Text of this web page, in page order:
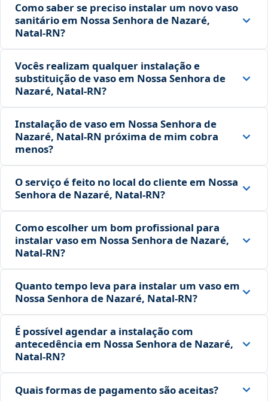
Como saber se preciso instalar um novo vaso
sanitário em Nossa Senhora de Nazaré,
Natal‑RN?
Vocês realizam qualquer instalação e
substituição de vaso em Nossa Senhora de
Nazaré, Natal‑RN?
Instalação de vaso em Nossa Senhora de
Nazaré, Natal‑RN próxima de mim cobra
menos?
O serviço é feito no local do cliente em Nossa
Senhora de Nazaré, Natal‑RN?
Como escolher um bom profissional para
instalar vaso em Nossa Senhora de Nazaré,
Natal‑RN?
Quanto tempo leva para instalar um vaso em
Nossa Senhora de Nazaré, Natal‑RN?
É possível agendar a instalação com
antecedência em Nossa Senhora de Nazaré,
Natal‑RN?
Quais formas de pagamento são aceitas?